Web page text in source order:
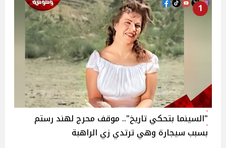
1
"السينما بتحكي تاريخ".. موقف محرج لهند رستم
بسبب سيجارة وهي ترتدي زي الراهبة